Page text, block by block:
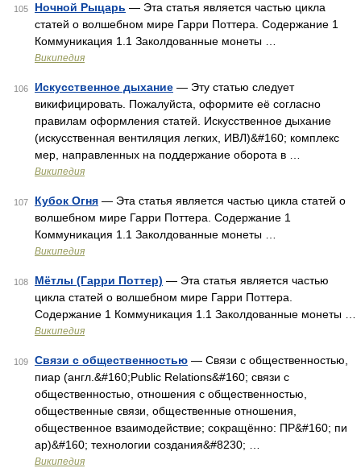
105 Ночной Рыцарь — Эта статья является частью цикла
статей о волшебном мире Гарри Поттера. Содержание 1
Коммуникация 1.1 Заколдованные монеты …
Википедия
106 Искусственное дыхание — Эту статью следует
викифицировать. Пожалуйста, оформите её согласно
правилам оформления статей. Искусственное дыхание
(искусственная вентиляция легких, ИВЛ)&#160; комплекс
мер, направленных на поддержание оборота в …
Википедия
107 Кубок Огня — Эта статья является частью цикла статей о
волшебном мире Гарри Поттера. Содержание 1
Коммуникация 1.1 Заколдованные монеты …
Википедия
108 Мётлы (Гарри Поттер) — Эта статья является частью
цикла статей о волшебном мире Гарри Поттера.
Содержание 1 Коммуникация 1.1 Заколдованные монеты …
Википедия
109 Связи с общественностью — Связи с общественностью,
пиар (англ.&#160;Public Relations&#160; связи с
общественностью, отношения с общественностью,
общественные связи, общественные отношения,
общественное взаимодействие; сокращённо: ПР&#160; пи
ар)&#160; технологии создания&#8230; …
Википедия